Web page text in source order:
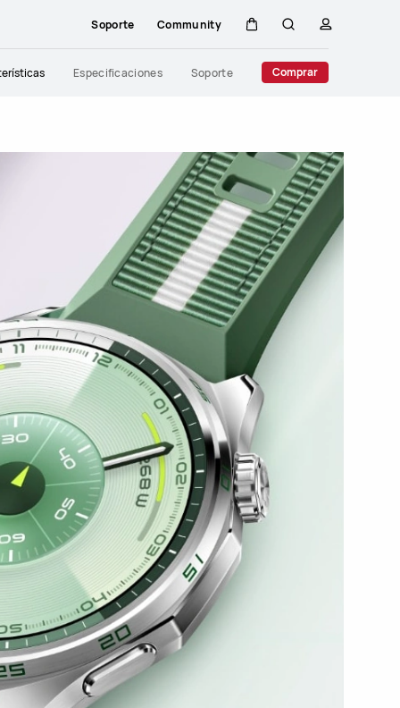
Soporte Community
CarritoBúsqueda
perfil
Especificaciones Soporte Comprar